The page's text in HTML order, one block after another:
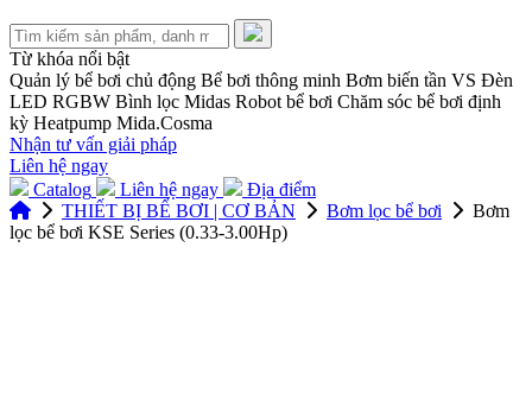
Từ khóa nổi bật
Quản lý bể bơi chủ động Bể bơi thông minh Bơm biến tần VS Đèn
LED RGBW Bình lọc Midas Robot bể bơi Chăm sóc bể bơi định
kỳ Heatpump Mida.Cosma
Nhận tư vấn giải pháp
Liên hệ ngay
Catalog
Liên hệ ngay
Địa điểm
THIẾT BỊ BỂ BƠI | CƠ BẢN
Bơm lọc bể bơi
Bơm
lọc bể bơi KSE Series (0.33-3.00Hp)